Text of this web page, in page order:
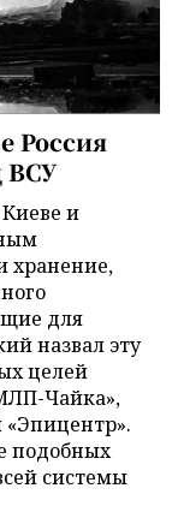
Россия
ВСУ
и
хранение,
для
назвал эту
целей
Чайка»,
«Эпицентр».
подобных
системы